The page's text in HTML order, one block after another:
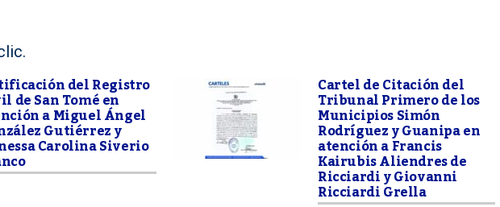
del Registro
de San Tomé en
a Miguel Ángel
Gutiérrez y
Carolina Siverio
Cartel de Citación del
Tribunal Primero de los
Municipios Simón
Rodríguez y Guanipa en
atención a Francis
Kairubis Aliendres de
Ricciardi y Giovanni
Ricciardi Grella